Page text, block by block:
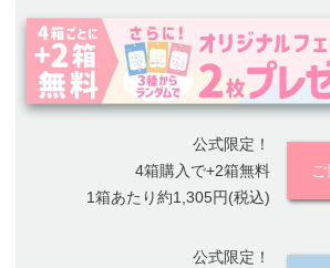
公式限定！
4箱購入で+2箱無料
1箱あたり約1,305円(税込)
公式限定！